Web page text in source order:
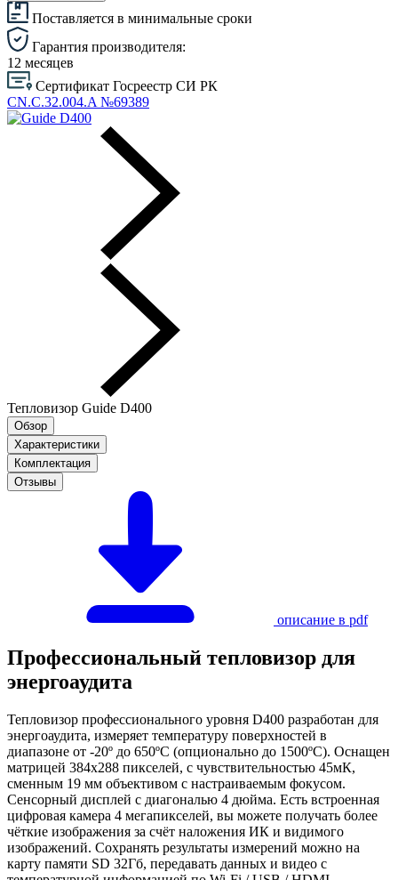
Поставляется в минимальные сроки
Гарантия производителя:
12 месяцев
Сертификат Госреестр СИ РК
CN.C.32.004.A №69389
Тепловизор Guide D400
Обзор
Характеристики
Комплектация
Отзывы
описание в pdf
Профессиональный тепловизор для
энергоаудита
Тепловизор профессионального уровня D400 разработан для
энергоаудита, измеряет температуру поверхностей в
диапазоне от -20º до 650ºС (опционально до 1500ºС). Оснащен
матрицей 384х288 пикселей, с чувствительностью 45мК,
сменным 19 мм объективом с настраиваемым фокусом.
Сенсорный дисплей с диагональю 4 дюйма. Есть встроенная
цифровая камера 4 мегапикселей, вы можете получать более
чёткие изображения за счёт наложения ИК и видимого
изображений. Сохранять результаты измерений можно на
карту памяти SD 32Гб, передавать данных и видео с